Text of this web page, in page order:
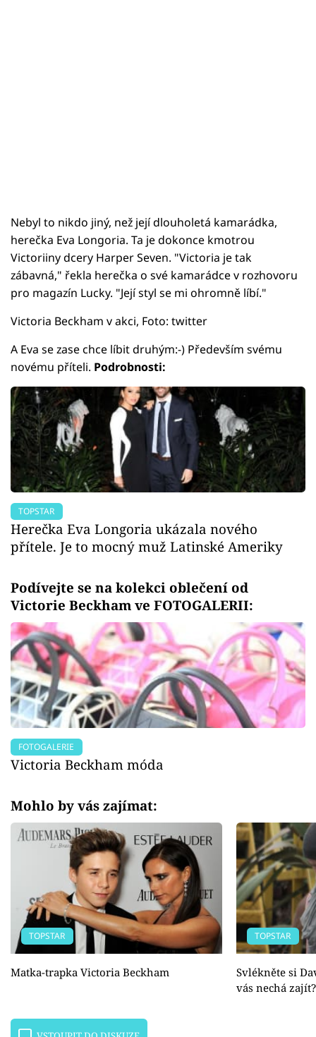
Nebyl to nikdo jiný, než její dlouholetá kamarádka,
herečka Eva Longoria. Ta je dokonce kmotrou
Victoriiny dcery Harper Seven. "Victoria je tak
zábavná," řekla herečka o své kamarádce v rozhovoru
pro magazín Lucky. "Její styl se mi ohromně líbí."
Victoria Beckham v akci, Foto: twitter
A Eva se zase chce líbit druhým:-) Především svému
novému příteli. Podrobnosti:
TOPSTAR
Herečka Eva Longoria ukázala nového
přítele. Je to mocný muž Latinské Ameriky
Podívejte se na kolekci oblečení od
Victorie Beckham ve FOTOGALERII:
FOTOGALERIE
Victoria Beckham móda
Mohlo by vás zajímat:
TOPSTAR
Matka-trapka Victoria Beckham
TOPSTAR
Svlékněte si
vás nechá zajít?